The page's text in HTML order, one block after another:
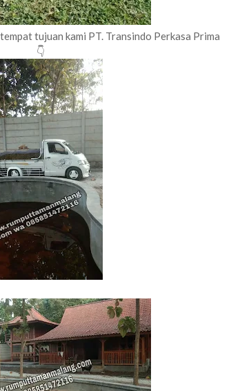
tujuan kami PT. Transindo Perkasa Prima
👇